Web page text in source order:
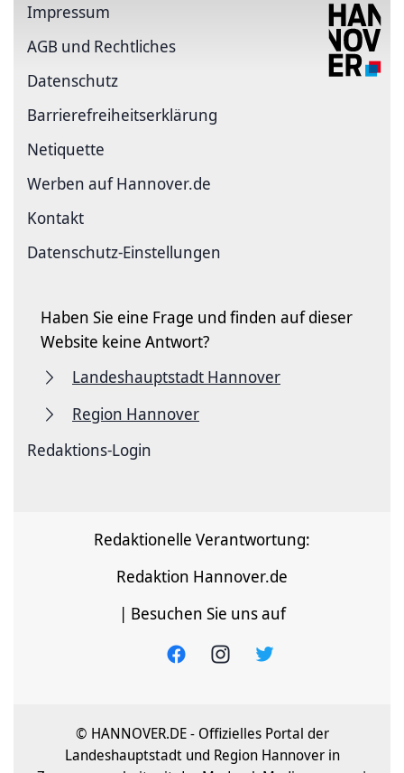
Impressum
AGB und Rechtliches
Datenschutz
Barriere­freiheits­erklärung
Netiquette
Werben auf Hannover.de
Kontakt
Datenschutz-Einstellungen
Haben Sie eine Frage und finden auf dieser
Website keine Antwort?
Landeshauptstadt Hannover
Region Hannover
Redaktions-Login
Redaktionelle Verantwortung:
Redaktion Hannover.de
| Besuchen Sie uns auf
© HANNOVER.DE - Offizielles Portal der
Landeshauptstadt und Region Hannover in